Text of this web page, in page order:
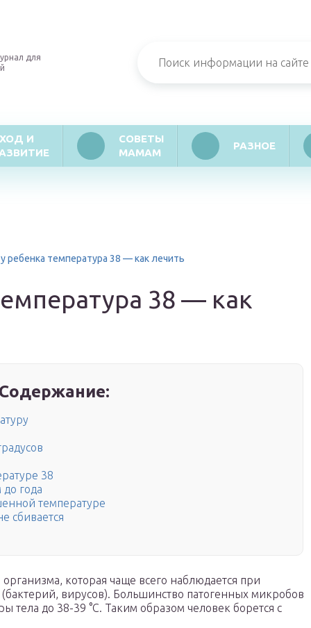
для
И
СОВЕТЫ
МАМАМ
РАЗНОЕ
ребенка температура 38 — как лечить
38 — как
38
года
температуре
сбивается
которая чаще всего наблюдается при
вирусов). Большинство патогенных микробов
тела до 38-39 °С. Таким образом человек борется с